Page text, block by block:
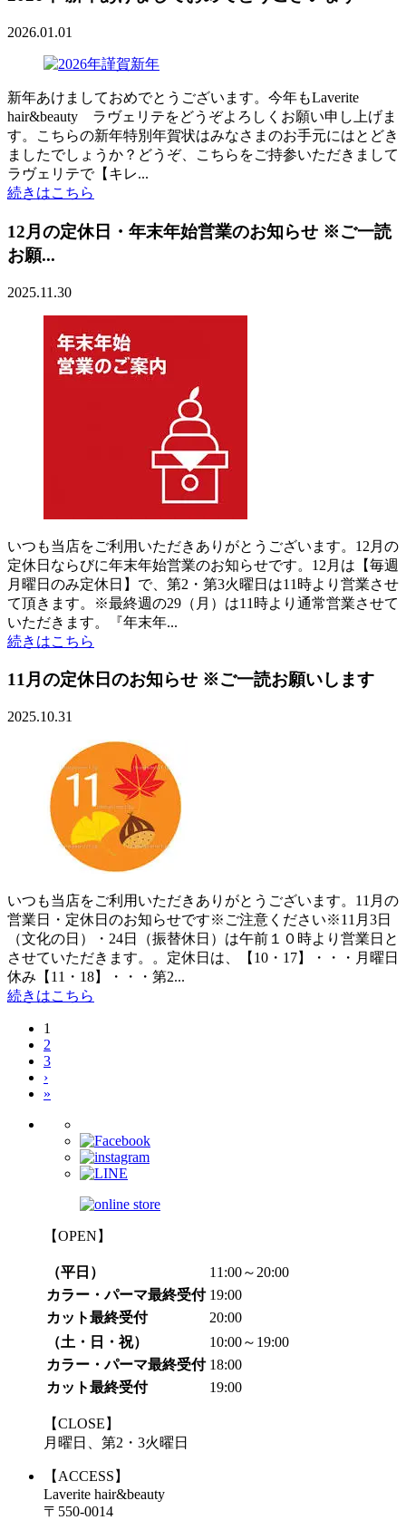
2026.01.01
新年あけましておめでとうございます。今年もLaverite
hair&beauty ラヴェリテをどうぞよろしくお願い申し上げま
す。こちらの新年特別年賀状はみなさまのお手元にはとどき
ましたでしょうか？どうぞ、こちらをご持参いただきまして
ラヴェリテで【キレ...
続きはこちら
12月の定休日・年末年始営業のお知らせ ※ご一読
お願...
2025.11.30
いつも当店をご利用いただきありがとうございます。12月の
定休日ならびに年末年始営業のお知らせです。12月は【毎週
月曜日のみ定休日】で、第2・第3火曜日は11時より営業させ
て頂きます。※最終週の29（月）は11時より通常営業させて
いただきます。『年末年...
続きはこちら
11月の定休日のお知らせ ※ご一読お願いします
2025.10.31
いつも当店をご利用いただきありがとうございます。11月の
営業日・定休日のお知らせです※ご注意ください※11月3日
（文化の日）・24日（振替休日）は午前１０時より営業日と
させていただきます。。定休日は、【10・17】・・・月曜日
休み【11・18】・・・第2...
続きはこちら
1
2
3
›
»
【OPEN】
（平日）
11:00～20:00
カラー・パーマ最終受付 19:00
カット最終受付
20:00
（土・日・祝）
10:00～19:00
カラー・パーマ最終受付 18:00
カット最終受付
19:00
【CLOSE】
月曜日、第2・3火曜日
【ACCESS】
Laverite hair&beauty
〒550-0014